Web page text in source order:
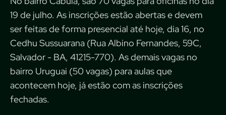
19 de julho. As inscrições estão abertas e devem
ser feitas de forma presencial até hoje, dia 16, no
Cedhu Sussuarana (Rua Albino Fernandes, 59C,
Salvador - BA, 41215-770). As demais vagas no
bairro Uruguai (50 vagas) para aulas que
acontecem hoje, já estão com as inscrições
fechadas.